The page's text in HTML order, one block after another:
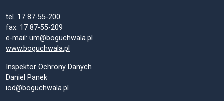
tel. 17 87-55-200
fax: 17 87-55-209
e-mail: um@boguchwala.pl
www.boguchwala.pl
Inspektor Ochrony Danych
Daniel Panek
iod@boguchwala.pl